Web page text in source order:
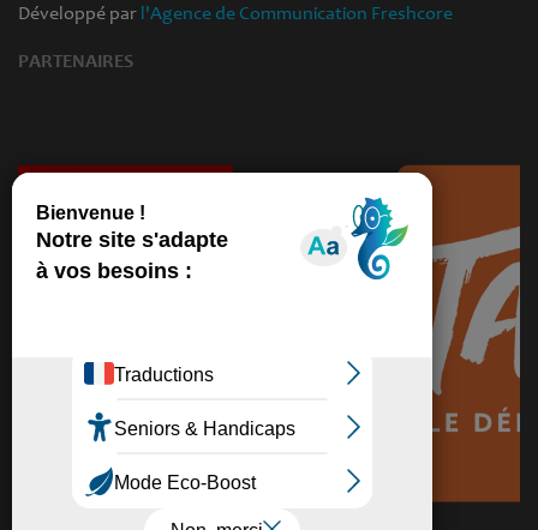
Développé par l'Agence de Communication Freshcore
PARTENAIRES